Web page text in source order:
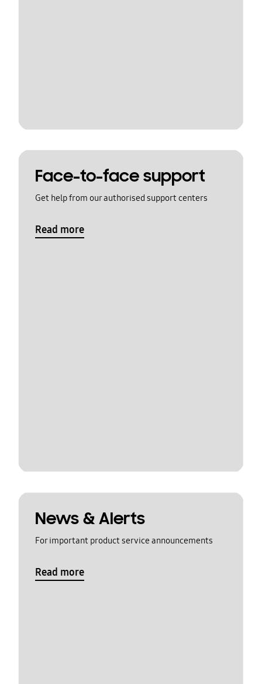
Face-to-face support
Get help from our authorised support centers
Read more
News & Alerts
For important product service announcements
Read more